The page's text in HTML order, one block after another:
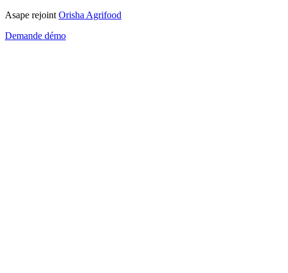
Asape rejoint Orisha Agrifood
Demande démo